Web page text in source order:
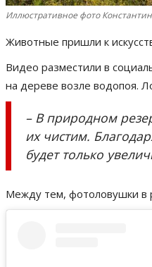
Иллюстративное фото
Животные пришли к
Видео разместили в
на дереве возле водопоя.
– В природном
их чистим.
будет только
Между тем, фотоловушки в